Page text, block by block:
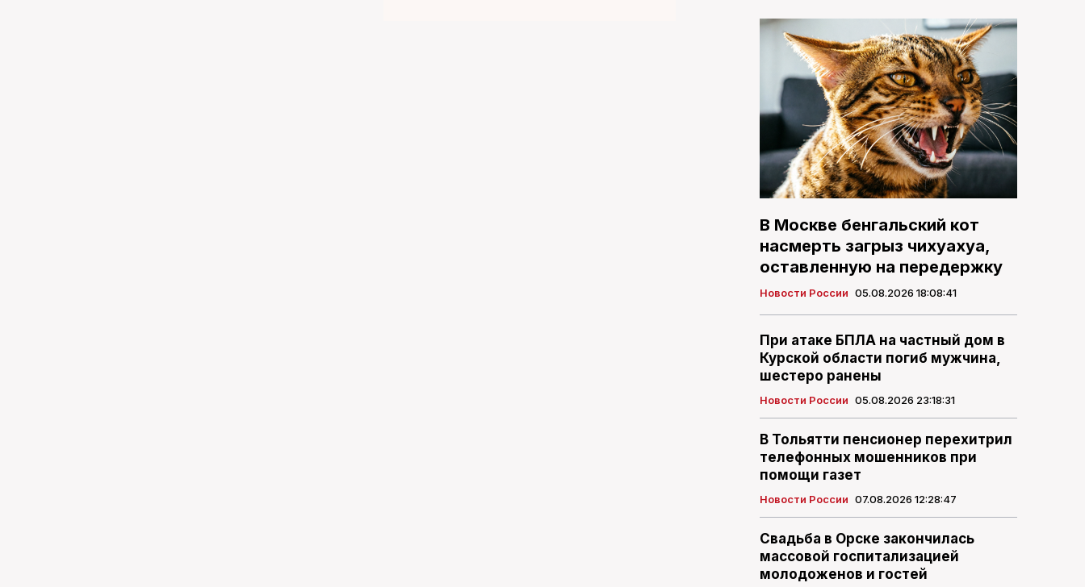
В Москве бенгальский кот
насмерть загрыз чихуахуа,
оставленную на передержку
Новости России 05.08.2026 18:08:41
При атаке БПЛА на частный дом в
Курской области погиб мужчина,
шестеро ранены
Новости России 05.08.2026 23:18:31
В Тольятти пенсионер перехитрил
телефонных мошенников при
помощи газет
Новости России 07.08.2026 12:28:47
Свадьба в Орске закончилась
массовой госпитализацией
молодоженов и гостей